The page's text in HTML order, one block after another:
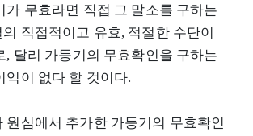
가 무효라면 직접 그 말소를 구하는
직접적이고 유효, 적절한 수단이
, 달리 가등기의 무효확인을 구하는
익이 없다 할 것이다.
원심에서 추가한 가등기의 무효확인